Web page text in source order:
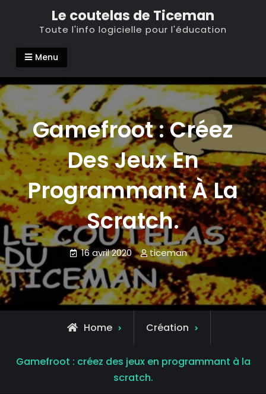
Le coutelas de Ticeman
Toute l'info logicielle pour l'éducation
Menu
Gamefroot : Créez
Des Jeux En
Programmant À La
Scratch.
16 avril 2020 ticeman
Home Création
Gamefroot : créez des jeux en programmant à la
scratch.